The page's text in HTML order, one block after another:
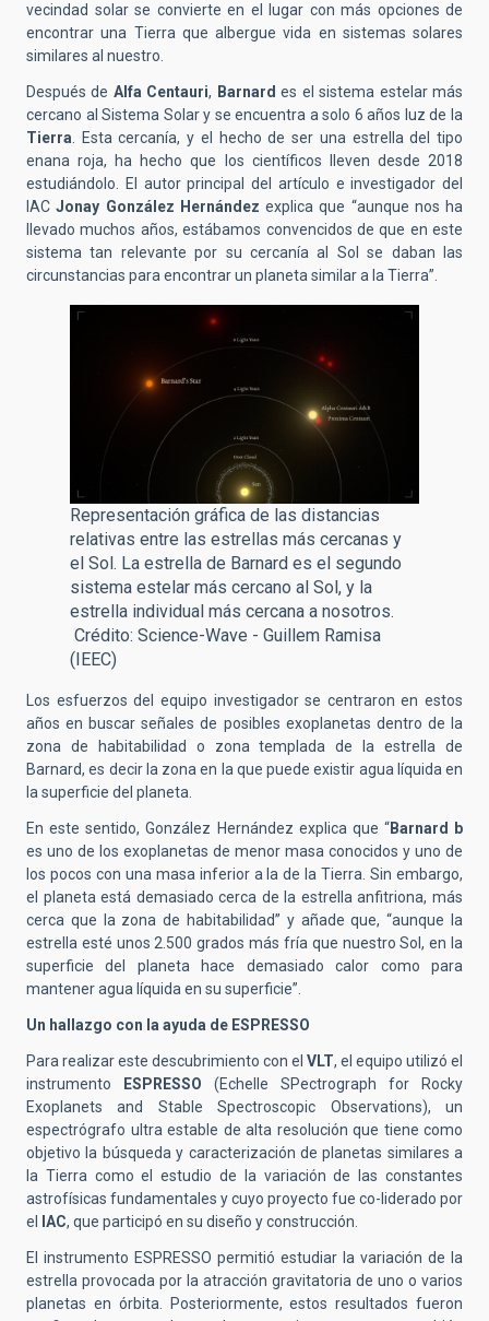
vecindad solar se convierte en el lugar con más opciones de
encontrar una Tierra que albergue vida en sistemas solares
similares al nuestro.
Después de Alfa Centauri, Barnardes el sistema estelar más
cercano al Sistema Solar y se encuentra a solo 6 años luz de la
Tierra. Esta cercanía, y el hecho de ser una estrella del tipo
enana roja, ha hecho que los científicos lleven desde 2018
estudiándolo. El autor principal del artículo e investigador del
IACJonay González Hernández explica que “aunque nos ha
llevado muchos años, estábamos convencidos de que en este
sistema tan relevante por su cercanía al Sol se daban las
circunstancias para encontrar un planeta similar a la Tierra”.
Representación gráfica de las distancias
relativas entre las estrellas más cercanas y
el Sol. La estrella de Barnard es el segundo
sistema estelar más cercano al Sol, y la
estrella individual más cercana a nosotros.
Crédito: Science-Wave - Guillem Ramisa
(IEEC)
Los esfuerzos del equipo investigador se centraron en estos
años en buscar señales de posibles exoplanetas dentro de la
zona de habitabilidad o zona templada de la estrella de
Barnard, es decir la zona en la que puede existir agua líquida en
la superficie del planeta.
En este sentido, González Hernández explica que “Barnard b
es uno de los exoplanetas de menor masa conocidos y uno de
los pocos con una masa inferior a la de la Tierra. Sin embargo,
el planeta está demasiado cerca de la estrella anfitriona, más
cerca que la zona de habitabilidad” y añade que, “aunque la
estrella esté unos 2.500 grados más fría que nuestro Sol, en la
superficie del planeta hace demasiado calor como para
mantener agua líquida en su superficie”.
Un hallazgo con la ayuda de ESPRESSO
Para realizar este descubrimiento con el VLT, el equipo utilizó el
instrumento
ESPRESSO (Echelle SPectrograph for Rocky
Exoplanets and Stable Spectroscopic Observations), un
espectrógrafo ultra estable de alta resolución que tiene como
objetivo la búsqueda y caracterización de planetas similares a
la Tierra como el estudio de la variación de las constantes
astrofísicas fundamentales y cuyo proyecto fue co-liderado por
el
IAC, que participó en su diseño y construcción.
El instrumento ESPRESSO permitió estudiar la variación de la
estrella provocada por la atracción gravitatoria de uno o varios
planetas en órbita. Posteriormente, estos resultados fueron